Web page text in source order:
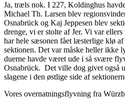
Ja, træls nok. I 227, Koldinghus
Michael Th. Larsen blev
Osnabrück og Kaj Jeppesen blev
drenge, vi er stolte af Jer. Vi var
har hele sæsonen fået læsterlige klø
sektionen. Det var måske heller ikke
duerne havde været ude i så svære
Osnabrück. Det ville dog givet også
slagene i den østlige side af
Vores overnatningsflyvning fra